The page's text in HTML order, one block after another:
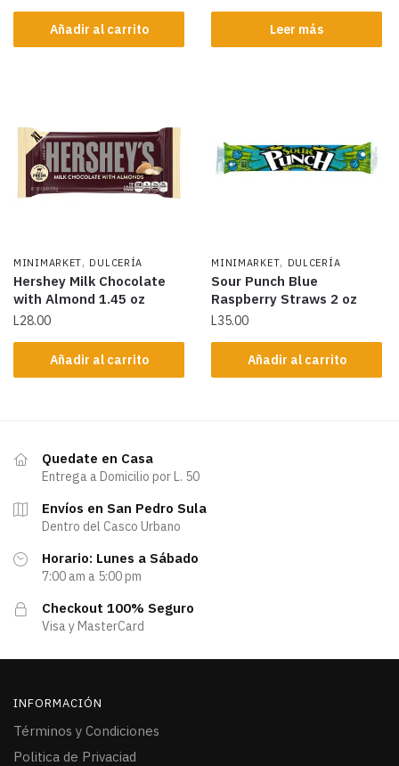
Añadir al carrito Leer más
MINIMARKET, DULCERÍA
Hershey Milk Chocolate
with Almond 1.45 oz
L28.00
Añadir al carrito
MINIMARKET, DULCERÍA
Sour Punch Blue
Raspberry Straws 2 oz
L35.00
Añadir al carrito
Quedate en Casa
Entrega a Domicilio por L. 50
Envíos en San Pedro Sula
Dentro del Casco Urbano
Horario: Lunes a Sábado
7:00 am a 5:00 pm
Checkout 100% Seguro
Visa y MasterCard
INFORMACIÓN
Términos y Condiciones
Politica de Privaciad